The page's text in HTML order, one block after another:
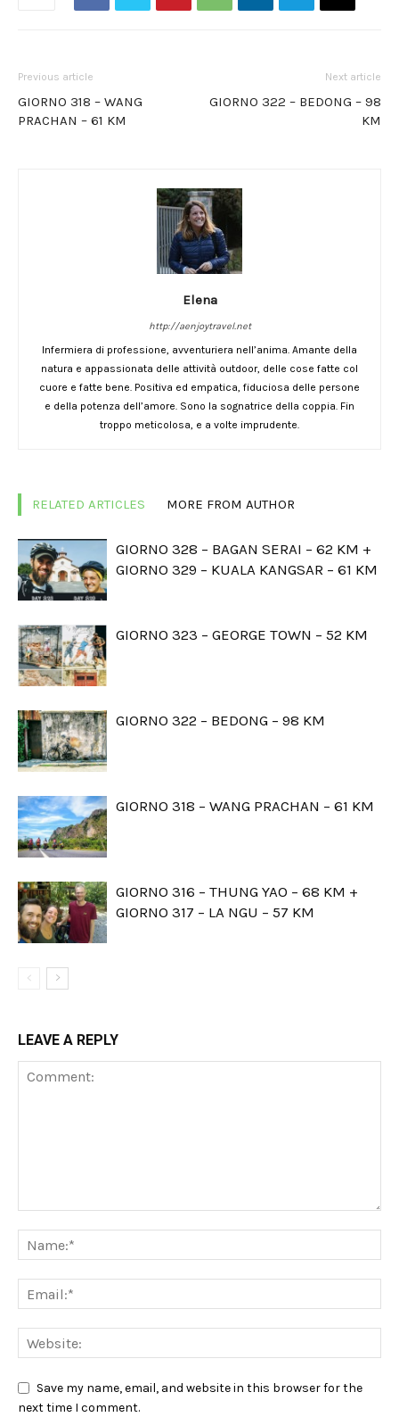
Previous article
GIORNO 318 – WANG
PRACHAN – 61 KM
Next article
GIORNO 322 – BEDONG – 98
KM
Elena
http://aenjoytravel.net
Infermiera di professione, avventuriera nell’anima. Amante della
natura e appassionata delle attività outdoor, delle cose fatte col
cuore e fatte bene. Positiva ed empatica, fiduciosa delle persone
e della potenza dell’amore. Sono la sognatrice della coppia. Fin
troppo meticolosa, e a volte imprudente.
RELATED ARTICLES MORE FROM AUTHOR
GIORNO 328 – BAGAN SERAI – 62 KM +
GIORNO 329 – KUALA KANGSAR – 61 KM
GIORNO 323 – GEORGE TOWN – 52 KM
GIORNO 322 – BEDONG – 98 KM
GIORNO 318 – WANG PRACHAN – 61 KM
GIORNO 316 – THUNG YAO – 68 KM +
GIORNO 317 – LA NGU – 57 KM
LEAVE A REPLY
Save my name, email, and website in this browser for the
next time I comment.